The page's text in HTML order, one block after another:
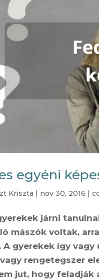
egyéni
Kriszta nov 30, 2016 |
járni
mászók voltak,
A gyerekek így
rengetegszer
jut, hogy